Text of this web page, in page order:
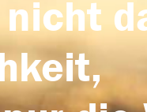
nicht